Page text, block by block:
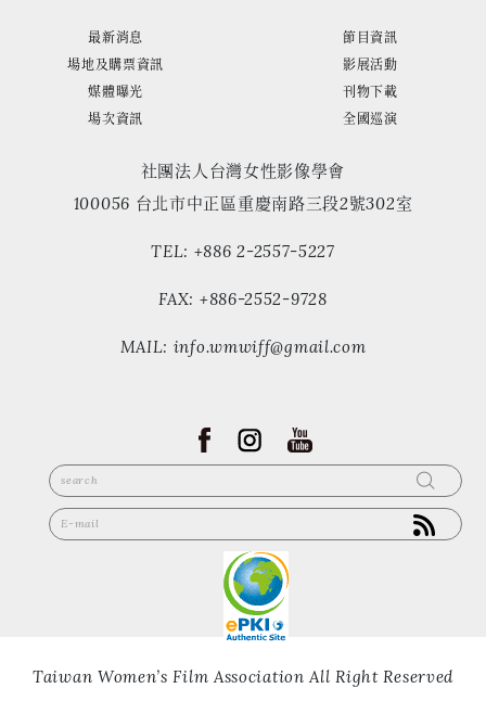
最新消息
節目資訊
場地及購票資訊
影展活動
媒體曝光
刊物下載
場次資訊
全國巡演
社團法人台灣女性影像學會
100056 台北市中正區重慶南路三段2號302室
TEL: +886 2-2557-5227
FAX: +886-2552-9728
MAIL: info.wmwiff@gmail.com
Taiwan Women’s Film Association All Right Reserved